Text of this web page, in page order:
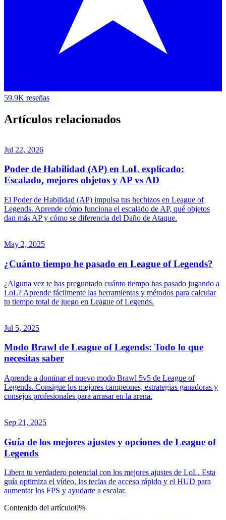
59.9K reseñas
Artículos relacionados
Jul 22, 2026
Poder de Habilidad (AP) en LoL explicado:
Escalado, mejores objetos y AP vs AD
El Poder de Habilidad (AP) impulsa tus hechizos en League of
Legends. Aprende cómo funciona el escalado de AP, qué objetos
dan más AP y cómo se diferencia del Daño de Ataque.
May 2, 2025
¿Cuánto tiempo he pasado en League of Legends?
¿Alguna vez te has preguntado cuánto tiempo has pasado jugando a
LoL? Aprende fácilmente las herramientas y métodos para calcular
tu tiempo total de juego en League of Legends.
Jul 5, 2025
Modo Brawl de League of Legends: Todo lo que
necesitas saber
Aprende a dominar el nuevo modo Brawl 5v5 de League of
Legends. Consigue los mejores campeones, estrategias ganadoras y
consejos profesionales para arrasar en la arena.
Sep 21, 2025
Guía de los mejores ajustes y opciones de League of
Legends
Libera tu verdadero potencial con los mejores ajustes de LoL. Esta
guía optimiza el vídeo, las teclas de acceso rápido y el HUD para
aumentar los FPS y ayudarte a escalar.
Contenido del artículo0%